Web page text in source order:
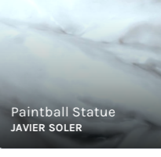
Statue
SOLER